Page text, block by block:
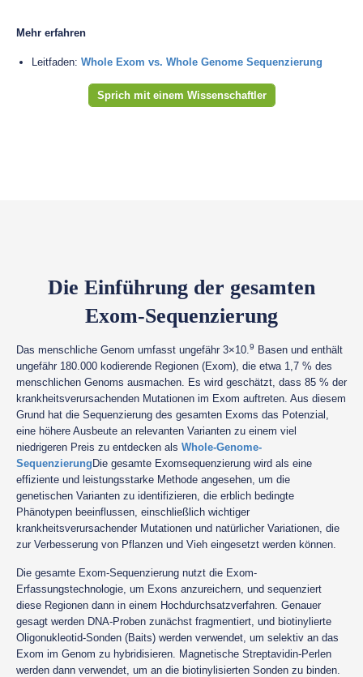
Mehr erfahren
Leitfaden: Whole Exom vs. Whole Genome Sequenzierung
Sprich mit einem Wissenschaftler
Die Einführung der gesamten
Exom-Sequenzierung
Das menschliche Genom umfasst ungefähr 3×10.9
Basen und enthält
ungefähr 180.000 kodierende Regionen (Exom), die etwa 1,7 % des
menschlichen Genoms ausmachen. Es wird geschätzt, dass 85 % der
krankheitsverursachenden Mutationen im Exom auftreten. Aus diesem
Grund hat die Sequenzierung des gesamten Exoms das Potenzial,
eine höhere Ausbeute an relevanten Varianten zu einem viel
niedrigeren Preis zu entdecken als Whole-Genome-
Sequenzierung Die gesamte Exomsequenzierung wird als eine
effiziente und leistungsstarke Methode angesehen, um die
genetischen Varianten zu identifizieren, die erblich bedingte
Phänotypen beeinflussen, einschließlich wichtiger
krankheitsverursachender Mutationen und natürlicher Variationen, die
zur Verbesserung von Pflanzen und Vieh eingesetzt werden können.
Die gesamte Exom-Sequenzierung nutzt die Exom-
Erfassungstechnologie, um Exons anzureichern, und sequenziert
diese Regionen dann in einem Hochdurchsatzverfahren. Genauer
gesagt werden DNA-Proben zunächst fragmentiert, und biotinylierte
Oligonukleotid-Sonden (Baits) werden verwendet, um selektiv an das
Exom im Genom zu hybridisieren. Magnetische Streptavidin-Perlen
werden dann verwendet, um an die biotinylisierten Sonden zu binden.